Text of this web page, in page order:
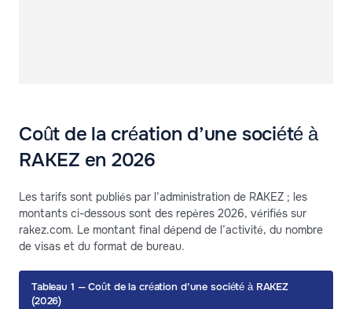
Coût de la création d’une société à
RAKEZ en 2026
Les tarifs sont publiés par l’administration de RAKEZ ; les
montants ci-dessous sont des repères 2026, vérifiés sur
rakez.com. Le montant final dépend de l’activité, du nombre
de visas et du format de bureau.
Tableau 1 — Coût de la création d’une société à RAKEZ
(2026)